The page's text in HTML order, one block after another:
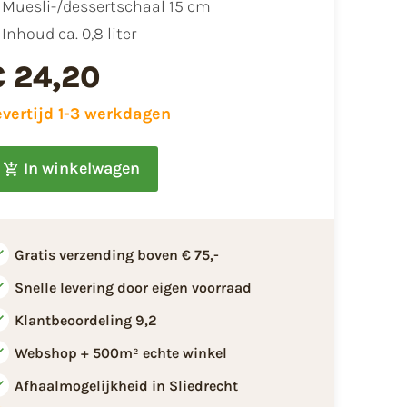
Muesli-/dessertschaal 15 cm
Inhoud ca. 0,8 liter
24,20
1-3 werkdagen
In winkelwagen
Gratis verzending boven € 75,-
Snelle levering door eigen voorraad
Klantbeoordeling 9,2
Webshop + 500m² echte winkel
Afhaalmogelijkheid in Sliedrecht